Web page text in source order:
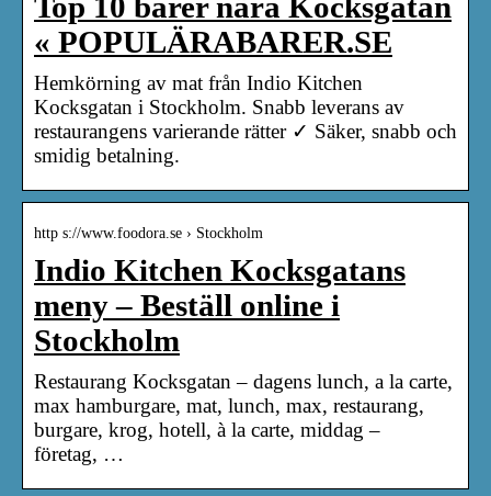
Top 10 barer nära Kocksgatan
« POPULÄRABARER.SE
Hemkörning av mat från Indio Kitchen
Kocksgatan i Stockholm. Snabb leverans av
restaurangens varierande rätter ✓ Säker, snabb och
smidig betalning.
http s://www.foodora.se › Stockholm
Indio Kitchen Kocksgatans
meny – Beställ online i
Stockholm
Restaurang Kocksgatan – dagens lunch, a la carte,
max hamburgare, mat, lunch, max, restaurang,
burgare, krog, hotell, à la carte, middag –
företag, …